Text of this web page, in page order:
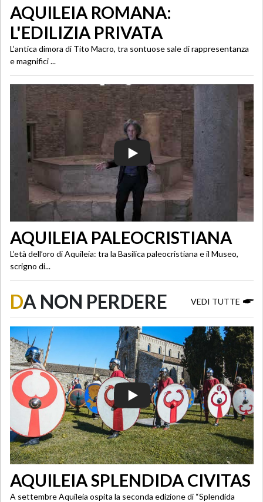
AQUILEIA ROMANA:
L'EDILIZIA PRIVATA
L’antica dimora di Tito Macro, tra sontuose sale di rappresentanza
e magnifici ...
AQUILEIA PALEOCRISTIANA
L’età dell’oro di Aquileia: tra la Basilica paleocristiana e il Museo,
scrigno di...
DA NON PERDERE VEDI TUTTE
AQUILEIA SPLENDIDA CIVITAS
A settembre Aquileia ospita la seconda edizione di “Splendida